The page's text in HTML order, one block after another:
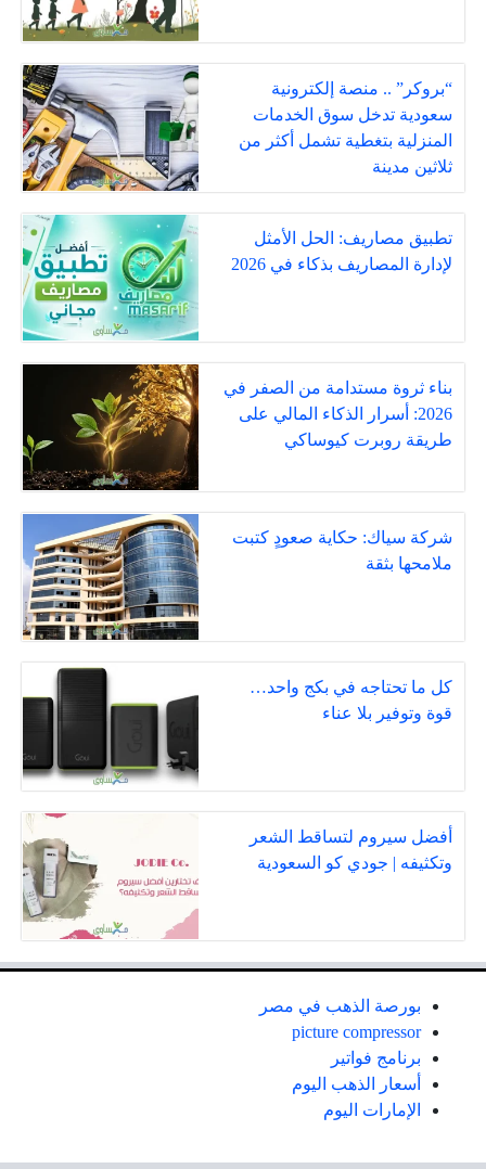
“بروكر” .. منصة إلكترونية
سعودية تدخل سوق الخدمات
المنزلية بتغطية تشمل أكثر من
ثلاثين مدينة
تطبيق مصاريف: الحل الأمثل
لإدارة المصاريف بذكاء في 2026
بناء ثروة مستدامة من الصفر في
2026: أسرار الذكاء المالي على
طريقة روبرت كيوساكي
شركة سياك: حكاية صعودٍ كتبت
ملامحها بثقة
كل ما تحتاجه في بكج واحد…
قوة وتوفير بلا عناء
أفضل سيروم لتساقط الشعر
وتكثيفه | جودي كو السعودية
بورصة الذهب في مصر
picture compressor
برنامج فواتير
أسعار الذهب اليوم
الإمارات اليوم